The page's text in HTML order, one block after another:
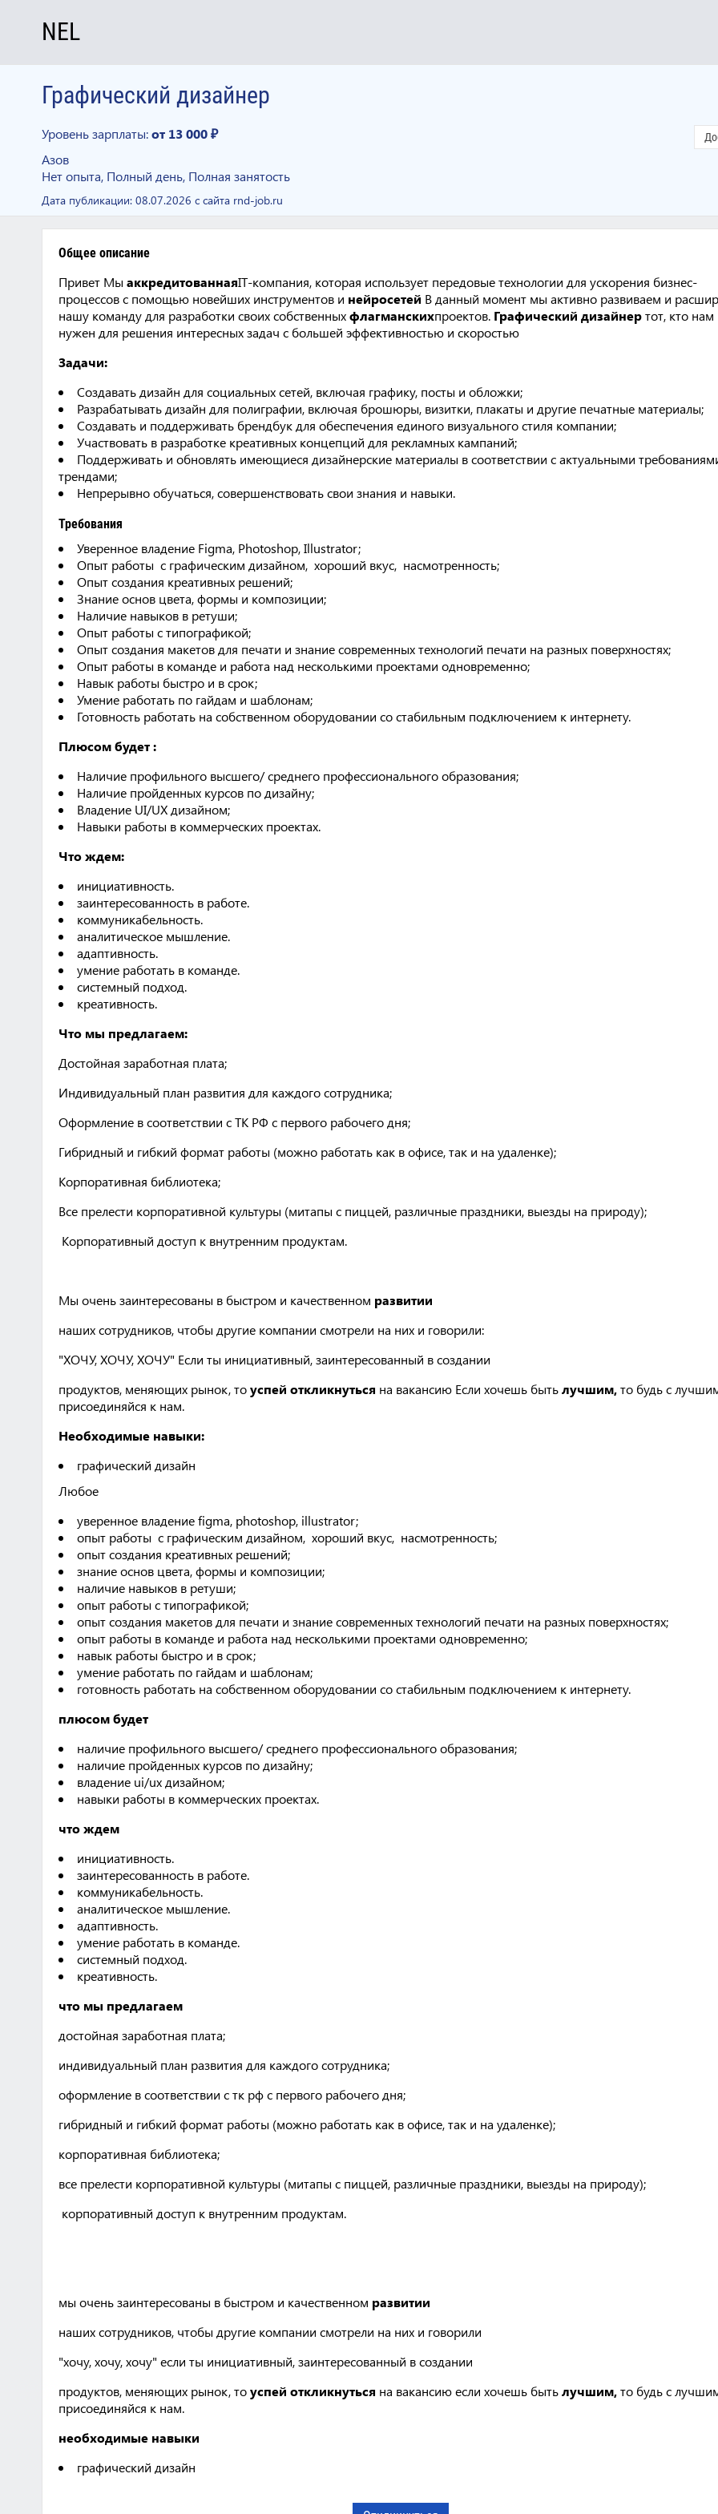
NEL
Графический дизайнер
Уровень зарплаты:от 13 000 ₽
Азов
Нет опыта, Полный день, Полная занятость
Дата публикации: 08.07.2026 с сайта rnd-job.ru
Общее описание
Привет Мы аккредитованнаяIT-компания, которая использует передовые технологии для ускорения бизнес-
процессов с помощью новейших инструментов и нейросетей В данный момент мы активно развиваем и
нашу команду для разработки своих собственныхфлагманскихпроектов. Графический дизайнертот, кто нам
нужен для решения интересных задач с большей эффективностью и скоростью
Задачи:
Создавать дизайн для социальных сетей, включая графику, посты и обложки;
Разрабатывать дизайн для полиграфии, включая брошюры, визитки, плакаты и другие печатные материалы;
Создавать и поддерживать брендбук для обеспечения единого визуального стиля компании;
Участвовать в разработке креативных концепций для рекламных кампаний;
Поддерживать и обновлять имеющиеся дизайнерские материалы в соответствии с актуальными
трендами;
Непрерывно обучаться, совершенствовать свои знания и навыки.
Требования
Уверенное владение Figma, Photoshop, Illustrator;
Опыт работы с графическим дизайном, хороший вкус, насмотренность;
Опыт создания креативных решений;
Знание основ цвета, формы и композиции;
Наличие навыков в ретуши;
Опыт работы с типографикой;
Опыт создания макетов для печати и знание современных технологий печати на разных поверхностях;
Опыт работы в команде и работа над несколькими проектами одновременно;
Навык работы быстро и в срок;
Умение работать по гайдам и шаблонам;
Готовность работать на собственном оборудовании со стабильным подключением к интернету.
Плюсом будет :
Наличие профильного высшего/ среднего профессионального образования;
Наличие пройденных курсов по дизайну;
Владение UI/UX дизайном;
Навыки работы в коммерческих проектах.
Что ждем:
инициативность.
заинтересованность в работе.
коммуникабельность.
аналитическое мышление.
адаптивность.
умение работать в команде.
системный подход.
креативность.
Что мы предлагаем:
Достойная заработная плата;
Индивидуальный план развития для каждого сотрудника;
Оформление в соответствии с ТК РФ с первого рабочего дня;
Гибридный и гибкий формат работы (можно работать как в офисе, так и на удаленке);
Корпоративная библиотека;
Все прелести корпоративной культуры (митапы с пиццей, различные праздники, выезды на природу);
Корпоративный доступ к внутренним продуктам.
Мы очень заинтересованы в быстром и качественном развитии
наших сотрудников, чтобы другие компании смотрели на них и говорили:
"ХОЧУ, ХОЧУ, ХОЧУ" Если ты инициативный, заинтересованный в создании
продуктов, меняющих рынок, тоуспей откликнуться на вакансию Если хочешь бытьлучшим,то будь с
присоединяйся к нам.
Необходимые навыки:
графический дизайн
Любое
уверенное владение figma, photoshop, illustrator;
опыт работы с графическим дизайном, хороший вкус, насмотренность;
опыт создания креативных решений;
знание основ цвета, формы и композиции;
наличие навыков в ретуши;
опыт работы с типографикой;
опыт создания макетов для печати и знание современных технологий печати на разных поверхностях;
опыт работы в команде и работа над несколькими проектами одновременно;
навык работы быстро и в срок;
умение работать по гайдам и шаблонам;
готовность работать на собственном оборудовании со стабильным подключением к интернету.
плюсом будет
наличие профильного высшего/ среднего профессионального образования;
наличие пройденных курсов по дизайну;
владение ui/ux дизайном;
навыки работы в коммерческих проектах.
что ждем
инициативность.
заинтересованность в работе.
коммуникабельность.
аналитическое мышление.
адаптивность.
умение работать в команде.
системный подход.
креативность.
что мы предлагаем
достойная заработная плата;
индивидуальный план развития для каждого сотрудника;
оформление в соответствии с тк рф с первого рабочего дня;
гибридный и гибкий формат работы (можно работать как в офисе, так и на удаленке);
корпоративная библиотека;
все прелести корпоративной культуры (митапы с пиццей, различные праздники, выезды на природу);
корпоративный доступ к внутренним продуктам.
мы очень заинтересованы в быстром и качественном развитии
наших сотрудников, чтобы другие компании смотрели на них и говорили
"хочу, хочу, хочу" если ты инициативный, заинтересованный в создании
продуктов, меняющих рынок, тоуспей откликнуться на вакансию если хочешь бытьлучшим,то будь с
присоединяйся к нам.
необходимые навыки
графический дизайн